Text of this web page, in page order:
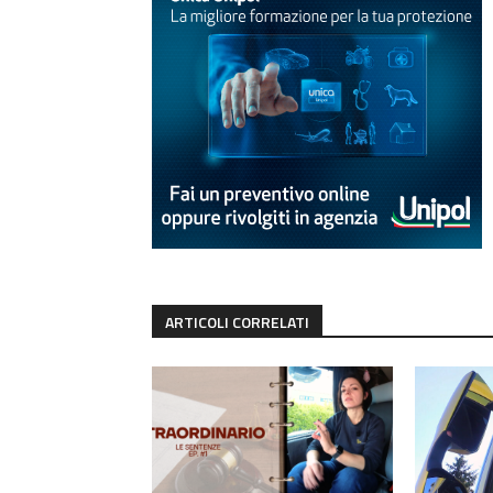
ARTICOLI CORRELATI